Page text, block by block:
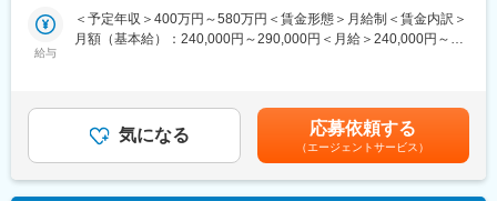
◇防災・災害復興事業への事業拡大
東日本大震災を経験後、『災害で命を落とす人をもう一人もだし
を継続できた実績があります。
・新しいことに挑戦したい！という気持ちをお持ちの方
・人と話すのが好きな方
製品の提案から設置・メンテナンスのアフターサービスまで、チ
ーム全体で協力しながら対応いただきます。
生しますが、夜間・休日の緊急対応は無く、基本勤務時間内での
対応となります。
給与
＜予定年収＞400万円～580万円＜賃金形態＞月給制＜賃金内訳＞
月額（基本給）：240,000円～290,000円＜月給＞240,000円～
技能手当支給あり：歯科技工士/第二種電気工事士/X線作業主任者/
歯科衛生士、等賃金はあくまでも目安の金額であり、選考を通じ
て上下する可能性があります。月給(月額)は固定手当を含めた表記
です。
気になる 応募依頼する
（エージェントサービス）